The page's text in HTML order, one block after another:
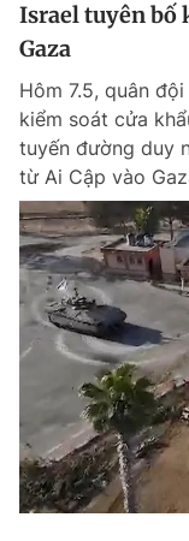
Israel tuyên bố
Gaza
Hôm 7.5, quân
kiểm soát cửa
tuyến đường duy
từ Ai Cập vào